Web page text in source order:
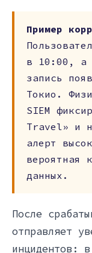
Пример
в 10:00, а
запись
Токио.
SIEM
Travel» и
алерт
вероятная
данных.
После
отправляет
инцидентов: